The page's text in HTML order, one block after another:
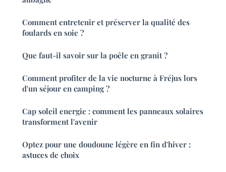
Comment entretenir et préserver la qualité des
foulards en soie ?
Que faut-il savoir sur la poêle en granit ?
Comment profiter de la vie nocturne à Fréjus lors
d'un séjour en camping ?
Cap soleil energie : comment les panneaux solaires
transforment l'avenir
Optez pour une doudoune légère en fin d'hiver :
astuces de choix